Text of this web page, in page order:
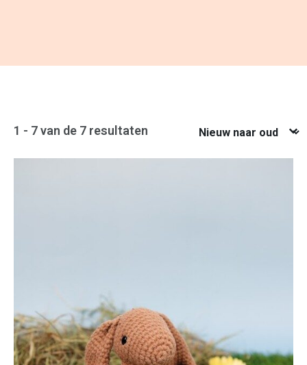
1 - 7 van de 7 resultaten Nieuw naar oud